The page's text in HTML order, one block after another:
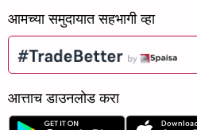
आमच्या समुदायात सहभागी व्हा
आत्ताच डाउनलोड करा